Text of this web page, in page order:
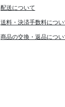
配送について
送料・決済手数料につい
商品の交換・返品につい